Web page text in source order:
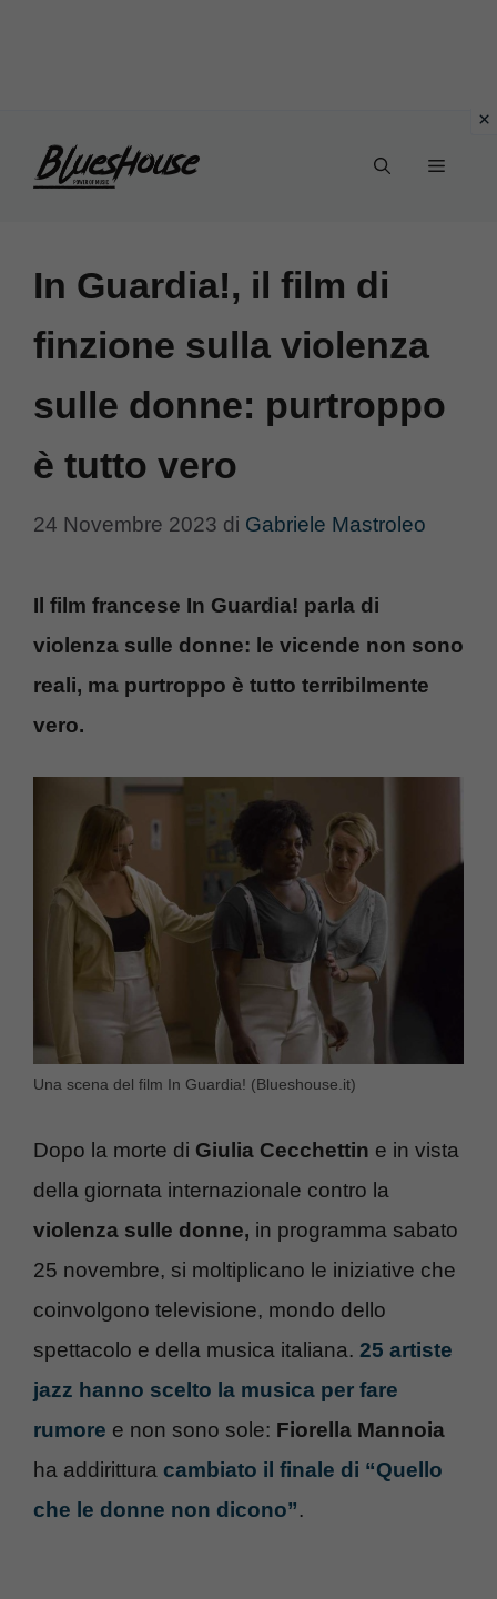
Menu
In Guardia!, il film di
finzione sulla violenza
sulle donne: purtroppo
è tutto vero
24 Novembre 2023 di Gabriele Mastroleo
Il film francese In Guardia! parla di
violenza sulle donne: le vicende non sono
reali, ma purtroppo è tutto terribilmente
vero.
Una scena del film In Guardia! (Blueshouse.it)
Dopo la morte di Giulia Cecchettin e in vista
della giornata internazionale contro la
violenza sulle donne, in programma sabato
25 novembre, si moltiplicano le iniziative che
coinvolgono televisione, mondo dello
spettacolo e della musica italiana. 25 artiste
jazz hanno scelto la musica per fare
rumore e non sono sole: Fiorella Mannoia
ha addirittura cambiato il finale di “Quello
che le donne non dicono”.